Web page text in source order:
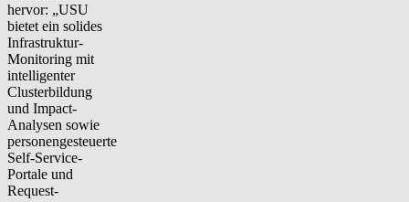
hervor: „USU
bietet ein solides
Infrastruktur-
Monitoring mit
intelligenter
Clusterbildung
und Impact-
Analysen sowie
personengesteuerte
Self-Service-
Portale und
Request-